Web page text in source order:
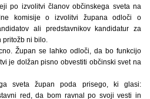
po izvolitvi članov občinskega sveta na
komisije o izvolitvi župana odloči o
ali predstavnikov kandidatur za
ni bilo.
Župan se lahko odloči, da bo funkcijo
je dolžan pisno obvestiti občinski svet na
sveta župan poda prisego, ki glasi:
red, da bom ravnal po svoji vesti in